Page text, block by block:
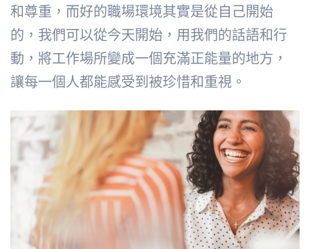
和尊重，而好的職場環境其實是從自己開始
的，我們可以從今天開始，用我們的話語和行
動，將工作場所變成一個充滿正能量的地方，
讓每一個人都能感受到被珍惜和重視。